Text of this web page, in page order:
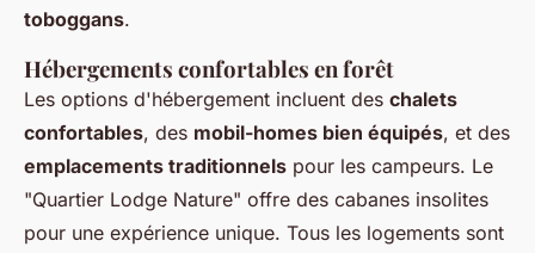
toboggans.
Hébergements confortables en forêt
Les options d'hébergement incluent des chalets
confortables, des mobil-homes bien équipés, et des
emplacements traditionnels pour les campeurs. Le
"Quartier Lodge Nature" offre des cabanes insolites
pour une expérience unique. Tous les logements sont